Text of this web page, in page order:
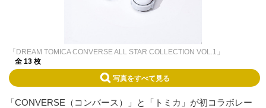
「DREAM TOMICA CONVERSE ALL STAR COLLECTION VOL.1」
全 13 枚
写真をすべて見る
「CONVERSE（コンバース）」と「トミカ」が初コラボレー